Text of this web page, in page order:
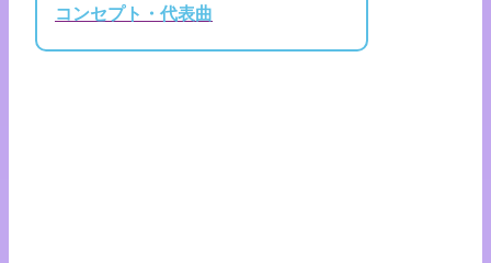
コンセプト・代表曲